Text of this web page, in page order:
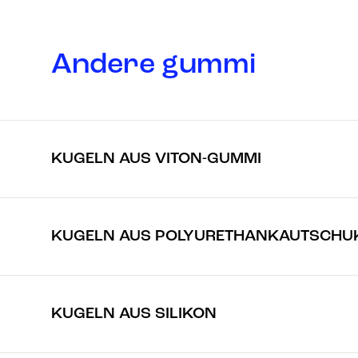
Andere gummi
KUGELN AUS VITON-GUMMI
KUGELN AUS
KUGELN AUS SILIKON